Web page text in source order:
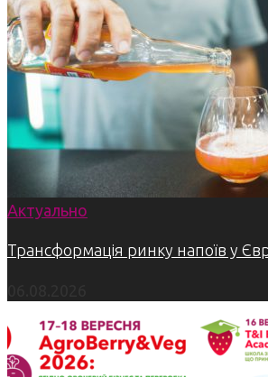
Актуально
Трансформація ринку напоїв у